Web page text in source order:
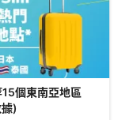
個東南亞地區
)